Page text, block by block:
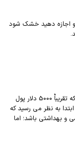
و اجازه دهید خشک شود
مری کی اش موسس و بنیانگذار برند مری کی، زمانی که تقریباٌ 5000 دلار پول
در ابتدا به نظر می رسید که
بهداشتی باشد؛ اما